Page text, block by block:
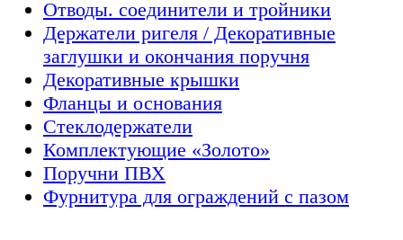
Отводы. соединители и тройники
Держатели ригеля / Декоративные
заглушки и окончания поручня
Декоративные крышки
Фланцы и основания
Стеклодержатели
Комплектующие «Золото»
Поручни ПВХ
Фурнитура для ограждений с пазом